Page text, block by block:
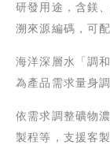
研發用途， 含鎂
溯來源編碼，可
海洋深層水「調
為產品需求量身
依需求調整礦物
製程等，支援客